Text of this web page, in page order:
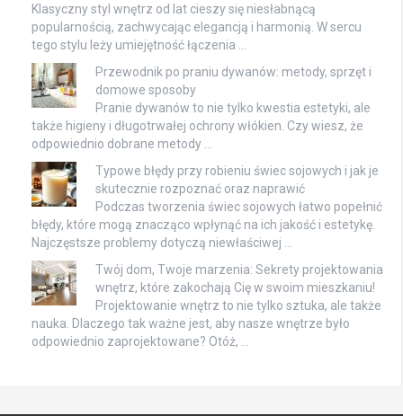
Klasyczny styl wnętrz od lat cieszy się niesłabnącą
popularnością, zachwycając elegancją i harmonią. W sercu
tego stylu leży umiejętność łączenia …
Przewodnik po praniu dywanów: metody, sprzęt i
domowe sposoby
Pranie dywanów to nie tylko kwestia estetyki, ale
także higieny i długotrwałej ochrony włókien. Czy wiesz, że
odpowiednio dobrane metody …
Typowe błędy przy robieniu świec sojowych i jak je
skutecznie rozpoznać oraz naprawić
Podczas tworzenia świec sojowych łatwo popełnić
błędy, które mogą znacząco wpłynąć na ich jakość i estetykę.
Najczęstsze problemy dotyczą niewłaściwej …
Twój dom, Twoje marzenia: Sekrety projektowania
wnętrz, które zakochają Cię w swoim mieszkaniu!
Projektowanie wnętrz to nie tylko sztuka, ale także
nauka. Dlaczego tak ważne jest, aby nasze wnętrze było
odpowiednio zaprojektowane? Otóż, …